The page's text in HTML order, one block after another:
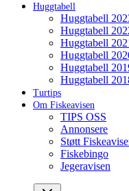
Huggtabell
Huggtabell
Huggtabell
Huggtabell
Huggtabell
Huggtabell
Huggtabell
Turtips
Om Fiskeavisen
TIPS OSS
Annonsere
Støtt
Fiskebingo
Jegeravisen